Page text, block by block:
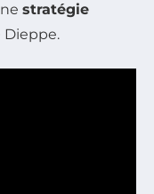
stratégie
Dieppe.